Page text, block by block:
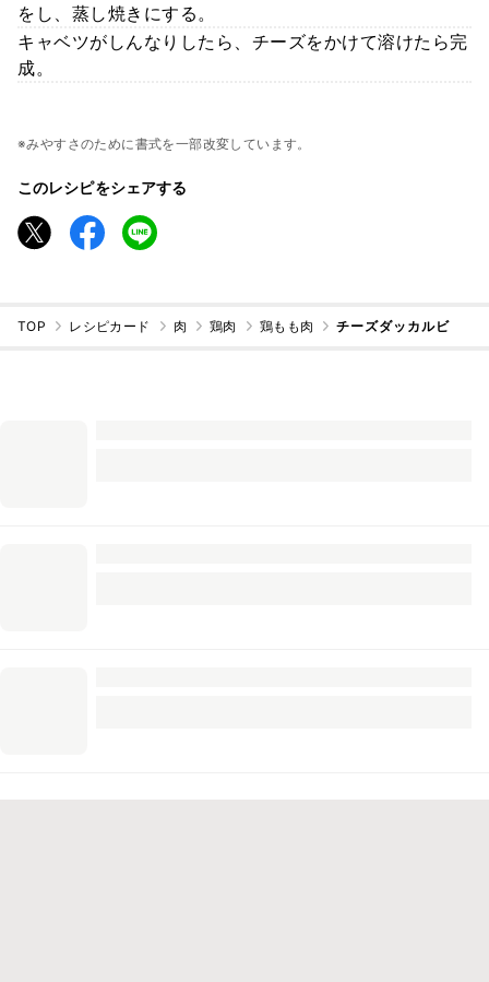
をし、蒸し焼きにする。
キャベツがしんなりしたら、チーズをかけて溶けたら完
成。
※みやすさのために書式を一部改変しています。
このレシピをシェアする
TOP レシピカード 肉 鶏肉 鶏もも肉 チーズダッカルビ